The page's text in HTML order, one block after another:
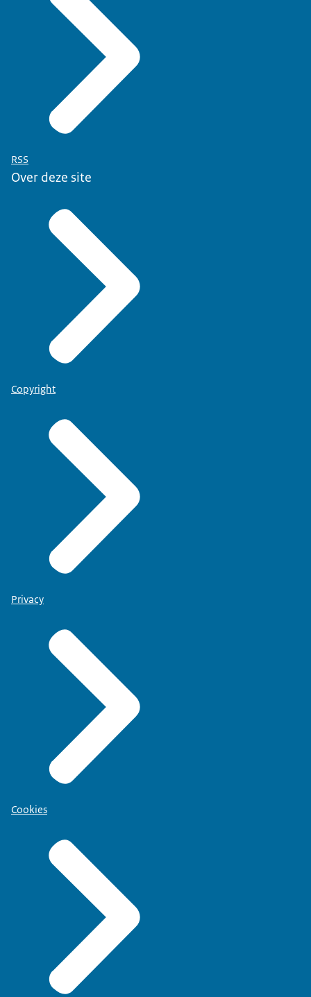
RSS
Over deze site
Copyright
Privacy
Cookies